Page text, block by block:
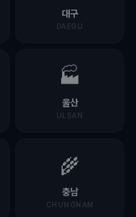
대구
DAEGU
🏭
울산
ULSAN
🌾
충남
CHUNGNAM